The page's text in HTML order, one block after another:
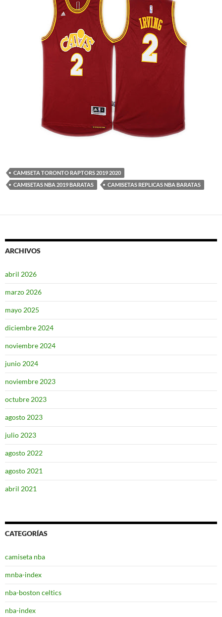
CAMISETA TORONTO RAPTORS 2019 2020
CAMISETAS NBA 2019 BARATAS
CAMISETAS REPLICAS NBA BARATAS
ARCHIVOS
abril 2026
marzo 2026
mayo 2025
diciembre 2024
noviembre 2024
junio 2024
noviembre 2023
octubre 2023
agosto 2023
julio 2023
agosto 2022
agosto 2021
abril 2021
CATEGORÍAS
camiseta nba
mnba-index
nba-boston celtics
nba-index